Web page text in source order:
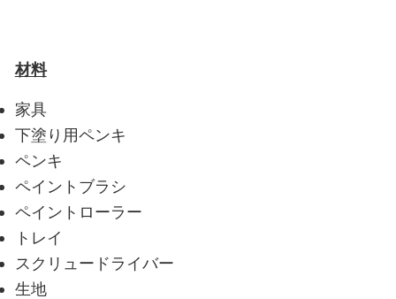
材料
家具
下塗り用ペンキ
ペンキ
ペイントブラシ
ペイントローラー
トレイ
スクリュードライバー
生地